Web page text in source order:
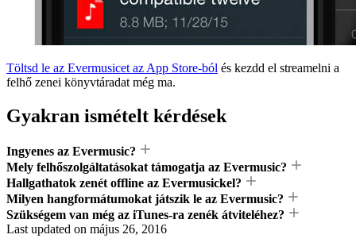
Töltsd le az Evermusicet az App Store-ból és kezdd el streamelni a
felhő zenei könyvtáradat még ma.
Gyakran ismételt kérdések
Ingyenes az Evermusic?
Mely felhőszolgáltatásokat támogatja az Evermusic?
Hallgathatok zenét offline az Evermusickel?
Milyen hangformátumokat játszik le az Evermusic?
Szükségem van még az iTunes-ra zenék átviteléhez?
Last updated on május 26, 2016